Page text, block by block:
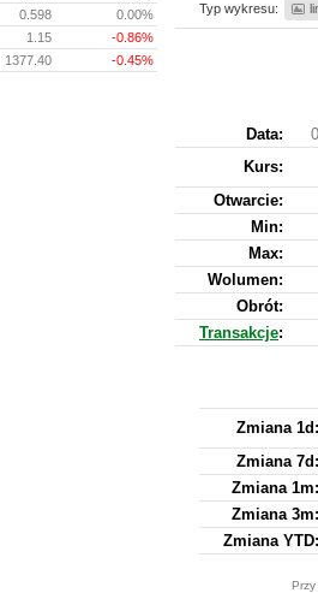
Typ wykresu:
Data:
Kurs:
Otwarcie:
Min:
Max:
Wolumen:
Obrót:
Transakcje:
Zmiana 1d:
Zmiana 7d:
Zmiana 1m:
Zmiana 3m:
Zmiana YTD:
0.598
0.00%
1.15
-0.86%
1377.40 -0.45%